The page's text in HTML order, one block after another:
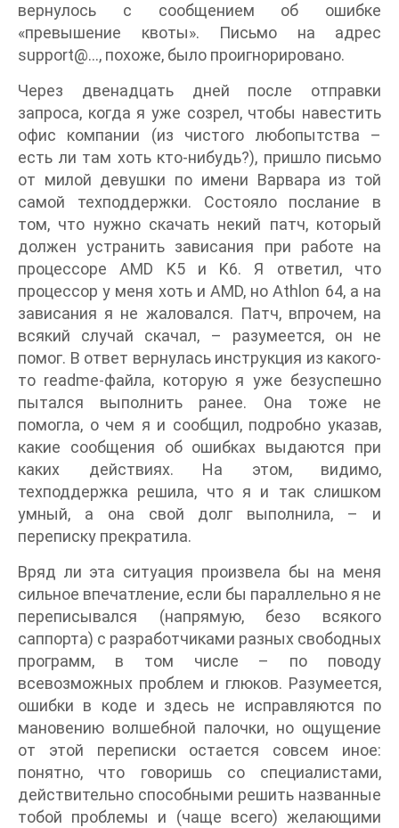
вернулось с сообщением об ошибке
«превышение квоты». Письмо на адрес
support@…, похоже, было проигнорировано.
Через двенадцать дней после отправки
запроса, когда я уже созрел, чтобы навестить
офис компании (из чистого любопытства –
есть ли там хоть кто-нибудь?), пришло письмо
от милой девушки по имени Варвара из той
самой техподдержки. Состояло послание в
том, что нужно скачать некий патч, который
должен устранить зависания при работе на
процессоре AMD K5 и K6. Я ответил, что
процессор у меня хоть и AMD, но Athlon 64, а на
зависания я не жаловался. Патч, впрочем, на
всякий случай скачал, – разумеется, он не
помог. В ответ вернулась инструкция из какого-
то readme-файла, которую я уже безуспешно
пытался выполнить ранее. Она тоже не
помогла, о чем я и сообщил, подробно указав,
какие сообщения об ошибках выдаются при
каких действиях. На этом, видимо,
техподдержка решила, что я и так слишком
умный, а она свой долг выполнила, – и
переписку прекратила.
Вряд ли эта ситуация произвела бы на меня
сильное впечатление, если бы параллельно я не
переписывался (напрямую, безо всякого
саппорта) с разработчиками разных свободных
программ, в том числе – по поводу
всевозможных проблем и глюков. Разумеется,
ошибки в коде и здесь не исправляются по
мановению волшебной палочки, но ощущение
от этой переписки остается совсем иное:
понятно, что говоришь со специалистами,
действительно способными решить названные
тобой проблемы и (чаще всего) желающими